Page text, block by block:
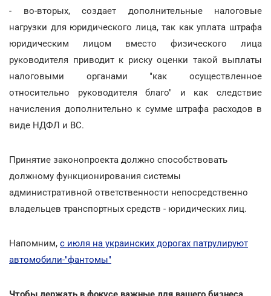
- во-вторых, создает дополнительные налоговые
нагрузки для юридического лица, так как уплата штрафа
юридическим лицом вместо физического лица
руководителя приводит к риску оценки такой выплаты
налоговыми органами "как осуществленное
относительно руководителя благо" и как следствие
начисления дополнительно к сумме штрафа расходов в
виде НДФЛ и ВС.
Принятие законопроекта должно способствовать
должному функционирования системы
административной ответственности непосредственно
владельцев транспортных средств - юридических лиц.
Напомним, с июля на украинских дорогах патрулируют
автомобили-"фантомы"